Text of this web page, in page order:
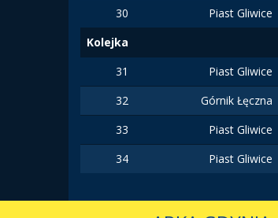
30
Piast Gliwice
Kolejka
31
Piast Gliwice
32 Górnik Łęczna
33 Piast Gliwice
34
Piast Gliwice